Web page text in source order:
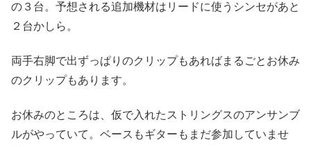
の３台。予想される追加機材はリードに使うシンセがあと
２台かしら。
両手右脚で出ずっぱりのクリップもあればまるごとお休み
のクリップもあります。
お休みのところは、仮で入れたストリングスのアンサンブ
ルがやっていて。ベースもギターもまだ参加していませ